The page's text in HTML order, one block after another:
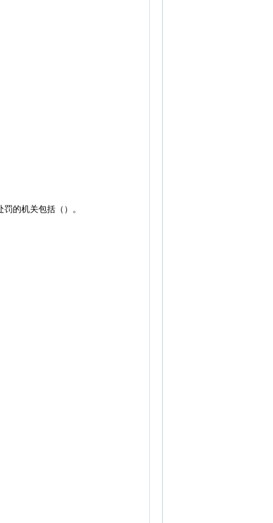
的机关包括（）。